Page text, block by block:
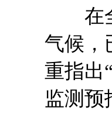
在全
气候，
重指出
监测预